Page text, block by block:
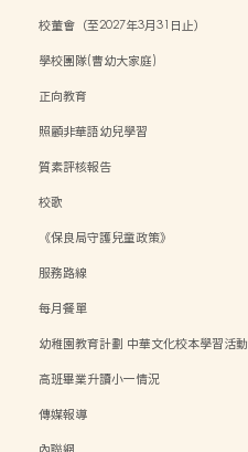
校董會（至2027年3月31日止）
學校團隊(曹幼大家庭)
正向教育
照顧非華語幼兒學習
質素評核報告
校歌
《保良局守護兒童政策》
服務路線
每月餐單
幼稚園教育計劃 中華文化校本學習活動
高班畢業升讀小一情況
傳媒報導